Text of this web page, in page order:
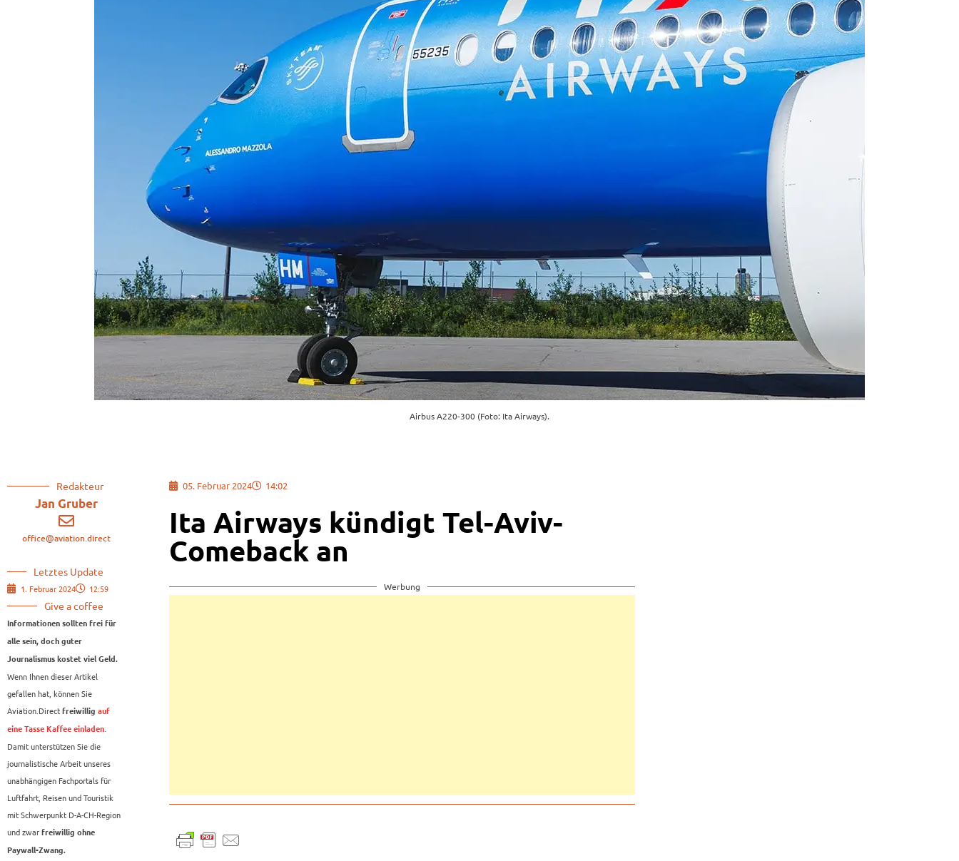
Airbus A220-300 (Foto: Ita Airways).
Redakteur
Jan Gruber
office@aviation.direct
Letztes Update
1. Februar 2024 12:59
Give a coffee
Informationen sollten frei für
alle sein, doch guter
Journalismus kostet viel Geld.
Wenn Ihnen dieser Artikel
gefallen hat, können Sie
Aviation.Direct freiwillig auf
eine Tasse Kaffee einladen.
Damit unterstützen Sie die
journalistische Arbeit unseres
unabhängigen Fachportals für
Luftfahrt, Reisen und Touristik
mit Schwerpunkt D-A-CH-Region
und zwar freiwillig ohne
Paywall-Zwang.
05. Februar 2024 14:02
Ita Airways kündigt Tel-Aviv-
Comeback an
Werbung